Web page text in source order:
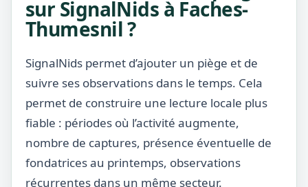
sur SignalNids à Faches-
Thumesnil ?
SignalNids permet d’ajouter un piège et de
suivre ses observations dans le temps. Cela
permet de construire une lecture locale plus
fiable : périodes où l’activité augmente,
nombre de captures, présence éventuelle de
fondatrices au printemps, observations
récurrentes dans un même secteur.